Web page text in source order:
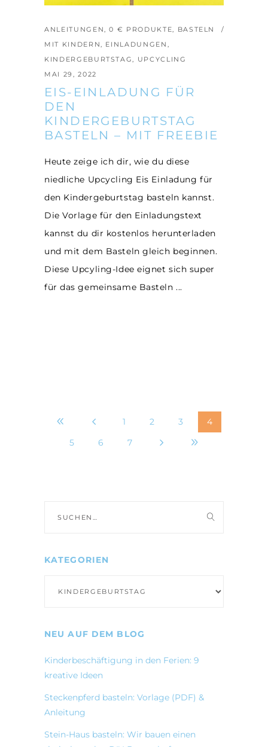
ANLEITUNGEN,0 € PRODUKTE, BASTELN
MIT KINDERN, EINLADUNGEN ,
KINDERGEBURTSTAG, UPCYCLING
MAI 29, 2022
EIS-EINLADUNG FÜR
DEN
KINDERGEBURTSTAG
BASTELN – MIT FREEBIE
Heute zeige ich dir, wie du diese
niedliche Upcycling Eis Einladung für
den Kindergeburtstag basteln kannst.
Die Vorlage für den Einladungstext
kannst du dir kostenlos herunterladen
und mit dem Basteln gleich beginnen.
Diese Upcyling-Idee eignet sich super
für das gemeinsame Basteln
1 2 3
4
5
6 7
nach:
KATEGORIEN
NEU AUF DEM BLOG
Kinderbeschäftigung in den Ferien: 9
kreative Ideen
Steckenpferd basteln: Vorlage (PDF) &
Anleitung
Stein-Haus basteln: Wir bauen einen